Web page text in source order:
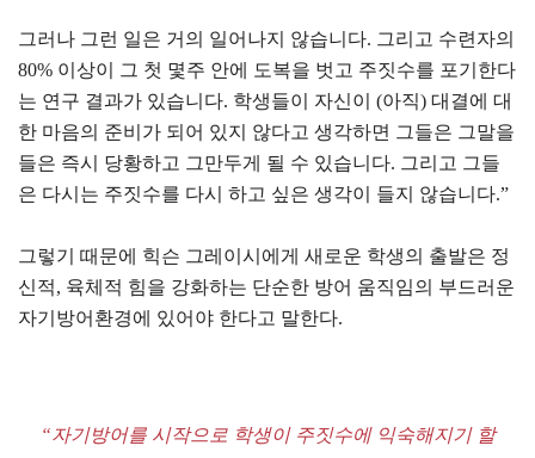
그러나 그런 일은 거의 일어나지 않습니다. 그리고 수련자의
80% 이상이 그 첫 몇주 안에 도복을 벗고 주짓수를 포기한다
는 연구 결과가 있습니다. 학생들이 자신이 (아직) 대결에 대
한 마음의 준비가 되어 있지 않다고 생각하면 그들은 그말을
들은 즉시 당황하고 그만두게 될 수 있습니다. 그리고 그들
은 다시는 주짓수를 다시 하고 싶은 생각이 들지 않습니다.”
그렇기 때문에 힉슨 그레이시에게 새로운 학생의 출발은 정
신적, 육체적 힘을 강화하는 단순한 방어 움직임의 부드러운
자기방어환경에 있어야 한다고 말한다.
“자기방어를 시작으로 학생이 주짓수에 익숙해지기 할